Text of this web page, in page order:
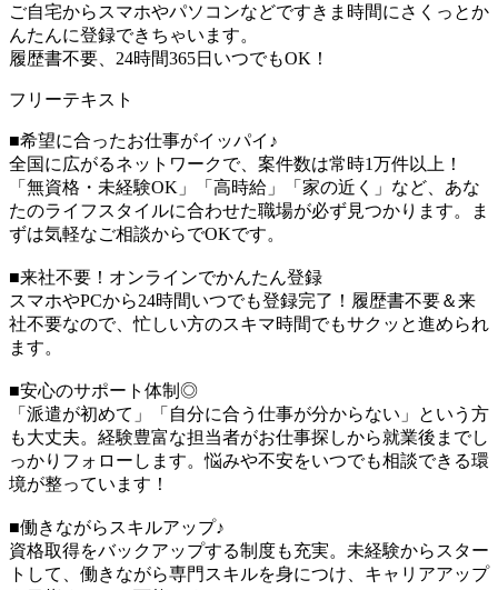
ご自宅からスマホやパソコンなどですきま時間にさくっとか
んたんに登録できちゃいます。
履歴書不要、24時間365日いつでもOK！
フリーテキスト
■希望に合ったお仕事がイッパイ♪
全国に広がるネットワークで、案件数は常時1万件以上！
「無資格・未経験OK」「高時給」「家の近く」など、あな
たのライフスタイルに合わせた職場が必ず見つかります。ま
ずは気軽なご相談からでOKです。
■来社不要！オンラインでかんたん登録
スマホやPCから24時間いつでも登録完了！履歴書不要＆来
社不要なので、忙しい方のスキマ時間でもサクッと進められ
ます。
■安心のサポート体制◎
「派遣が初めて」「自分に合う仕事が分からない」という方
も大丈夫。経験豊富な担当者がお仕事探しから就業後までし
っかりフォローします。悩みや不安をいつでも相談できる環
境が整っています！
■働きながらスキルアップ♪
資格取得をバックアップする制度も充実。未経験からスター
トして、働きながら専門スキルを身につけ、キャリアアップ